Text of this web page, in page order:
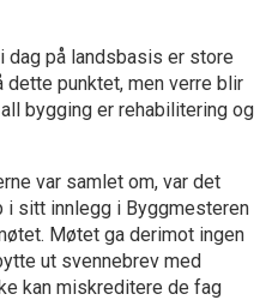
dag på landsbasis er store
punktet, men verre blir
bygging er rehabilitering og
var samlet om, var det
sitt innlegg i Byggmesteren
Møtet ga derimot ingen
ut svennebrev med
kan miskreditere de fag